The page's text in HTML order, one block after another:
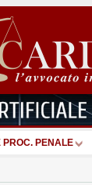
PROC. PENALE